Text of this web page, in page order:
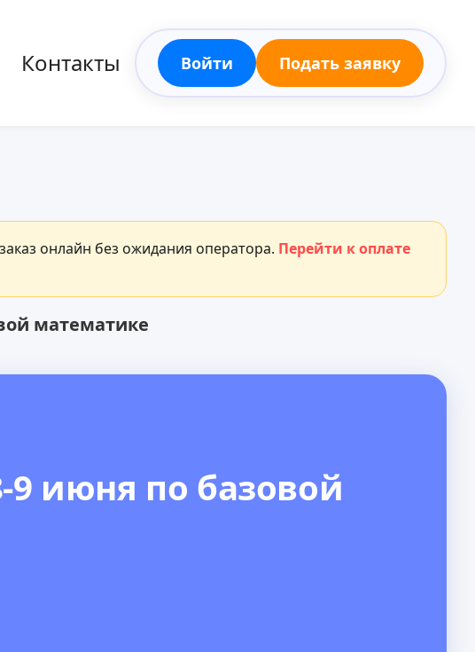
Контакты Войти Подать заявку
онлайн без ожидания оператора. Перейти к оплате
математике
июня по базовой